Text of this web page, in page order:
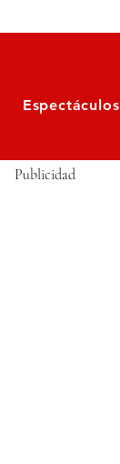
Espectáculos
Publicidad